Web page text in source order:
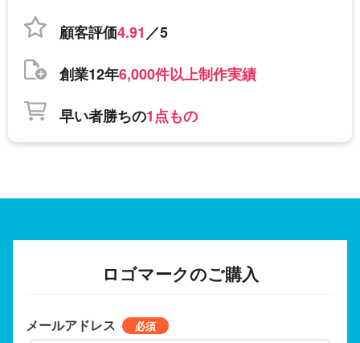
顧客評価4.91／5
創業12年6,000件以上制作実績
早い者勝ちの1点もの
ロゴマークのご購入
メールアドレス